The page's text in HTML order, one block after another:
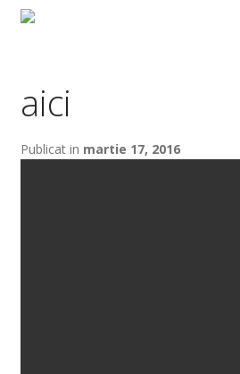
aici
Publicat in martie 17, 2016